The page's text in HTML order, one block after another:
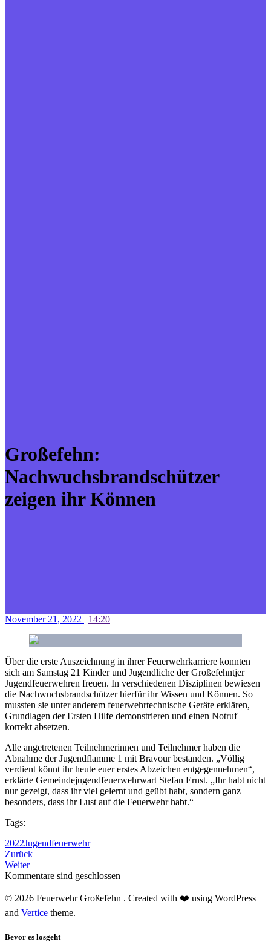
Großefehn:
Nachwuchsbrandschützer
zeigen ihr Können
November 21, 2022 | 14:20
Über die erste Auszeichnung in ihrer Feuerwehrkarriere konnten
sich am Samstag 21 Kinder und Jugendliche der Großefehntjer
Jugendfeuerwehren freuen. In verschiedenen Disziplinen bewiesen
die Nachwuchsbrandschützer hierfür ihr Wissen und Können. So
mussten sie unter anderem feuerwehrtechnische Geräte erklären,
Grundlagen der Ersten Hilfe demonstrieren und einen Notruf
korrekt absetzen.
Alle angetretenen Teilnehmerinnen und Teilnehmer haben die
Abnahme der Jugendflamme 1 mit Bravour bestanden. „Völlig
verdient könnt ihr heute euer erstes Abzeichen entgegennehmen“,
erklärte Gemeindejugendfeuerwehrwart Stefan Ernst. „Ihr habt nicht
nur gezeigt, dass ihr viel gelernt und geübt habt, sondern ganz
besonders, dass ihr Lust auf die Feuerwehr habt.“
Tags:
2022Jugendfeuerwehr
Zurück
Weiter
Kommentare sind geschlossen
© 2026 Feuerwehr Großefehn . Created with ❤️ using WordPress
and Vertice theme.
Bevor es losgeht